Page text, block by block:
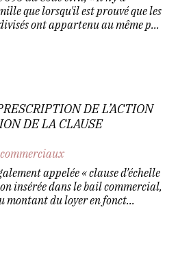
que lorsqu'il est prouvé que les
ont appartenu au même p...
DE L’ACTION
DE LA CLAUSE
appelée « clause d’échelle
insérée dans le bail commercial,
du loyer en fonct...